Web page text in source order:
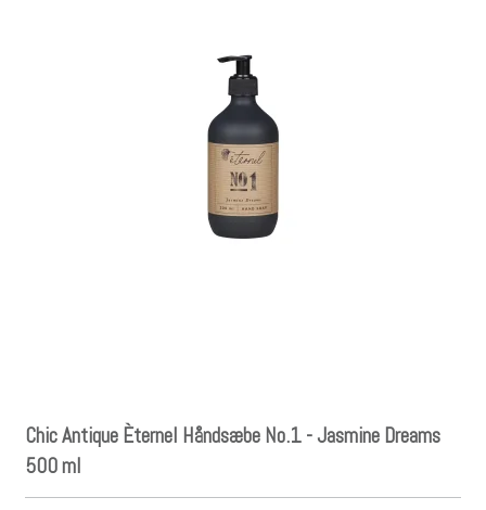
Chic Antique Èternel Håndsæbe No.1 - Jasmine Dreams
500 ml